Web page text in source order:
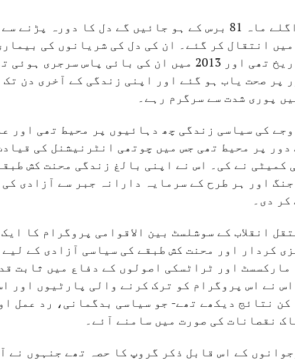
وجے جو اگلے ماہ 81 برس کے ہو جائیں گے دل کا دورہ
انتقال کر گئے۔ ان کی دل کی شریانوں کی
طویل تاریخ تھی اور 2013 میں ان کی بائی پاس سرجری
پر صحت یاب ہو گئے اور اپنی زندگی کے آخری دن
پوری شدت سے سرگرم رہے۔
کی سیاسی زندگی چھ دہائیوں پر محیط تھی اور
دور پر محیط تھی جس میں چوتھی انٹرنیشنل کی
کمیٹی نے کی۔ اس نے اپنی بالغ زندگی محنت کش
اور ہر طرح کے سرمایہ دارانہ جبر سے آزادی
کر دی۔
انقلاب کے سوشلسٹ بین الاقوامی پروگرام کا
کردار اور محنت کش طبقے کی سیاسی آزادی کے لیے
مارکسسٹ اور ٹراٹسکی اصولوں کے دفاع میں ثابت
نے اس پروگرام کو ترک کرنے والی پارٹیوں اور
کن نتائج دیکھے تھے- جو سیاسی بدگمانی، رد عمل
نقصانات کی صورت میں سامنے آئے۔
کے اس قابل ذکر گروپ کا حصہ تھے جنہوں نے